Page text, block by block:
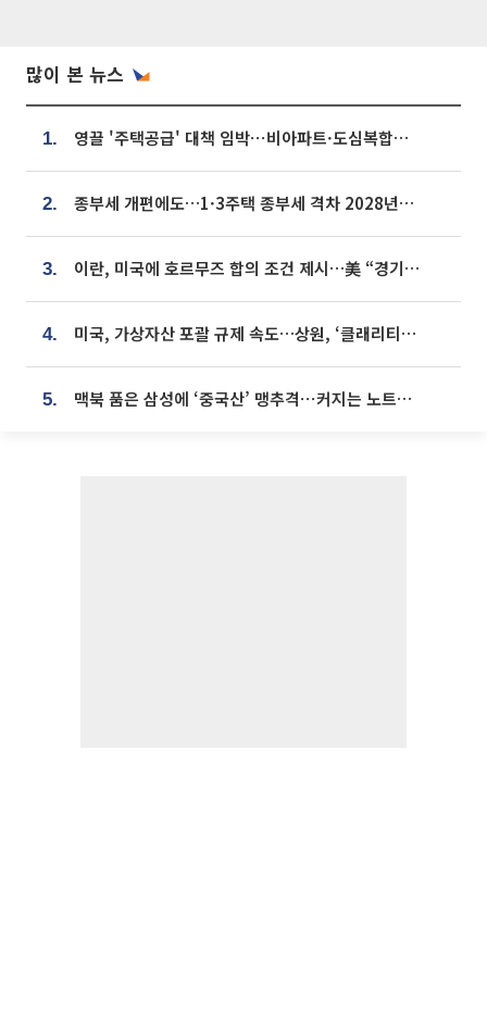
많이 본 뉴스
1. 영끌 '주택공급' 대책 임박⋯비아파트·도심복합까지 총동원
2. 종부세 개편에도…1·3주택 종부세 격차 2028년부터 확대
3. 이란, 미국에 호르무즈 합의 조건 제시…美 “경기 아직 안 끝나” [종합]
4. 미국, 가상자산 포괄 규제 속도…상원, ‘클래리티법’ 9월 절차투표 추진
5. 맥북 품은 삼성에 ‘중국산’ 맹추격⋯커지는 노트북 OLED 시장